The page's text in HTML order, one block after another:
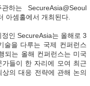
하는 SecureAsia@Seoul
아셈홀에서 개최된다.
인 SecureAsia는 올해로 3
술을 다루는 국제 컨퍼런스
되는 올해 컨퍼런스는 미국
들이 한 자리에 모여 최근
의 대응 전략에 관해 논의